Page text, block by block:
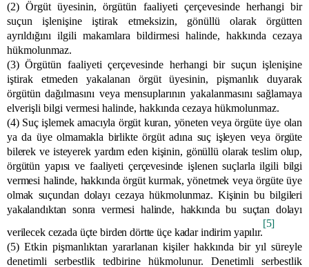
(2) Örgüt üyesinin, örgütün faaliyeti çerçevesinde herhangi bir
suçun işlenişine iştirak etmeksizin, gönüllü olarak örgütten
ayrıldığını ilgili makamlara bildirmesi halinde, hakkında cezaya
hükmolunmaz.
(3) Örgütün faaliyeti çerçevesinde herhangi bir suçun işlenişine
iştirak etmeden yakalanan örgüt üyesinin, pişmanlık duyarak
örgütün dağılmasını veya mensuplarının yakalanmasını sağlamaya
elverişli bilgi vermesi halinde, hakkında cezaya hükmolunmaz.
(4) Suç işlemek amacıyla örgüt kuran, yöneten veya örgüte üye olan
ya da üye olmamakla birlikte örgüt adına suç işleyen veya örgüte
bilerek ve isteyerek yardım eden kişinin, gönüllü olarak teslim olup,
örgütün yapısı ve faaliyeti çerçevesinde işlenen suçlarla ilgili bilgi
vermesi halinde, hakkında örgüt kurmak, yönetmek veya örgüte üye
olmak suçundan dolayı cezaya hükmolunmaz. Kişinin bu bilgileri
yakalandıktan sonra vermesi halinde, hakkında bu suçtan dolayı
verilecek cezada üçte birden dörtte üçe kadar indirim yapılır.
[5]
(5) Etkin pişmanlıktan yararlanan kişiler hakkında bir yıl süreyle
denetimli serbestlik tedbirine hükmolunur. Denetimli serbestlik